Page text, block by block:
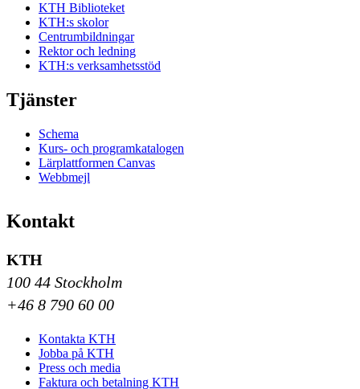
KTH Biblioteket
KTH:s skolor
Centrumbildningar
Rektor och ledning
KTH:s verksamhetsstöd
Tjänster
Schema
Kurs- och programkatalogen
Lärplattformen Canvas
Webbmejl
Kontakt
KTH
100 44 Stockholm
+46 8 790 60 00
Kontakta KTH
Jobba på KTH
Press och media
Faktura och betalning KTH